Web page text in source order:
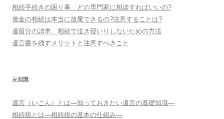
相続手続きの困り事、どの専門家に相談すればいいの?
借金の相続は本当に放棄できるの?注意することは?
遺留分の請求、相続で泣き寝いりしないための方法
遺言書を残すメリットと注意すべきこと
豆知識
遺言（いごん）とは―知っておきたい遺言の基礎知識―
相続税とは―相続税の基本の仕組み―